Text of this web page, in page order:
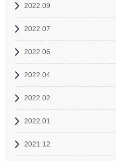
2022.09
2022.07
2022.06
2022.04
2022.02
2022.01
2021.12